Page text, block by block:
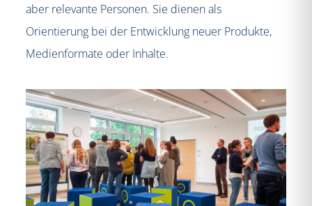
aber relevante Personen. Sie dienen als
Orientierung bei der Entwicklung neuer Produkte,
Medienformate oder Inhalte.